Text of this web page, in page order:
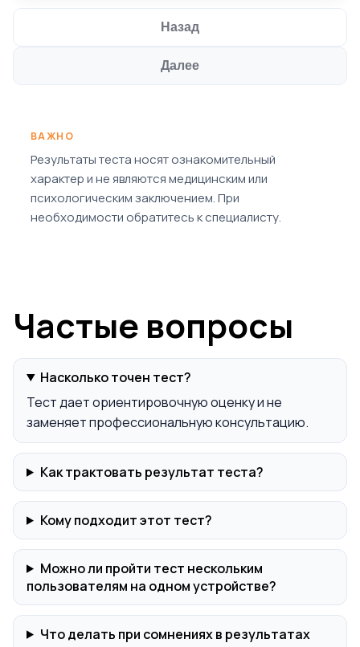
Назад
Далее
ВАЖНО
Результаты теста носят ознакомительный
характер и не являются медицинским или
психологическим заключением. При
необходимости обратитесь к специалисту.
Частые вопросы
Насколько точен тест?
Тест дает ориентировочную оценку и не
заменяет профессиональную консультацию.
Как трактовать результат теста?
Кому подходит этот тест?
Можно ли пройти тест нескольким
пользователям на одном устройстве?
Что делать при сомнениях в результатах